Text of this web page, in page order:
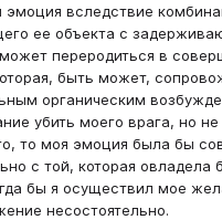
эмоция вследствие
ее объекта с
переродиться в
быть может,
органическим
убить моего врага, но
то моя эмоция была бы
с той, которая
бы я осуществил мое
несостоятельно.